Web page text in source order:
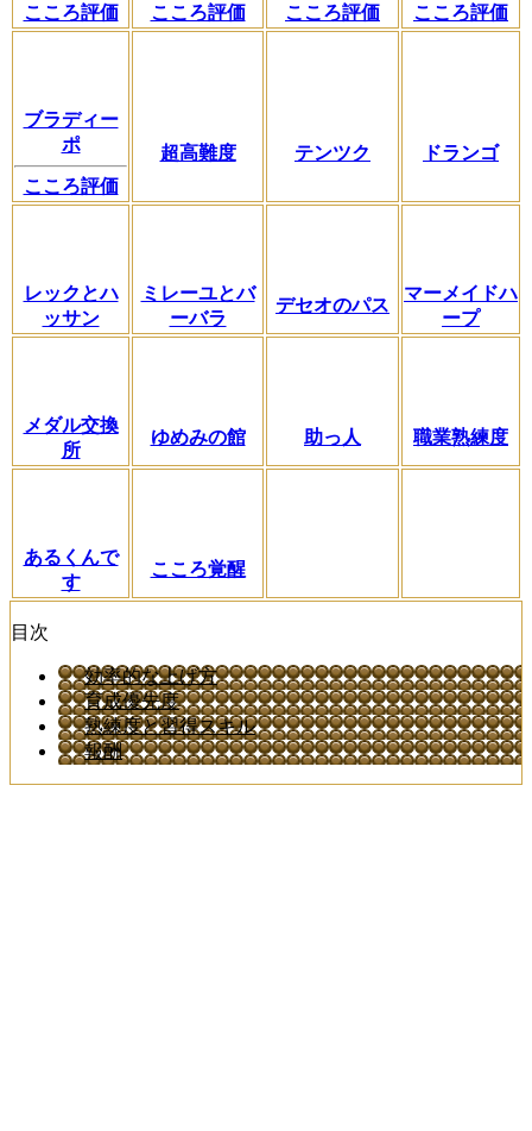
こころ評価 こころ評価 こころ評価 こころ評価
ブラディー
ポ
こころ評価
超高難度 テンツク ドランゴ
レックとハ
ッサン
ミレーユとバ
ーバラ
デセオのパス
マーメイドハ
ープ
メダル交換
所
ゆめみの館 助っ人 職業熟練度
あるくんで
す
こころ覚醒
目次
効率的な上げ方
育成優先度
熟練度と習得スキル
報酬